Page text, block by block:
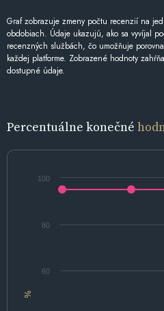
Graf zobrazuje zmeny počtu recenzií na
obdobiach. Údaje ukazujú, ako sa vyvíjal
recenzných službách, čo umožňuje
každej platforme. Zobrazené hodnoty
dostupné údaje.
Percentuálne konečné
%
60
80
100